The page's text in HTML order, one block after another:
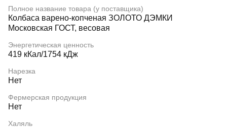
Полное название товара (у поставщика)
Колбаса варено-копченая ЗОЛОТО ДЭМКИ
Московская ГОСТ, весовая
Энергетическая ценность
419 кКал/1754 кДж
Нарезка
Нет
Фермерская продукция
Нет
Халяль